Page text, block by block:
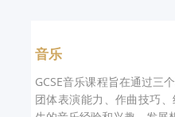
音乐
GCSE音乐课程旨在通过三
团体表演能力、作曲技巧